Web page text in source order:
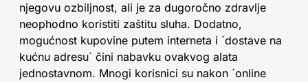
njegovu ozbiljnost, ali je za dugoročno zdravlje
neophodno koristiti zaštitu sluha. Dodatno,
mogućnost kupovine putem interneta i `dostave na
kućnu adresu` čini nabavku ovakvog alata
jednostavnom. Mnogi korisnici su nakon `online